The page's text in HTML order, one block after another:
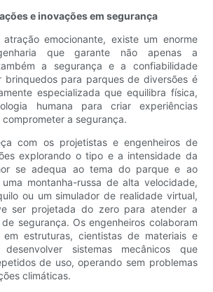
e inovações em segurança
emocionante, existe um enorme
que garante não apenas a
a segurança e a confiabilidade
brinquedos para parques de diversões é
especializada que equilibra física,
humana para criar experiências
a segurança.
com os projetistas e engenheiros de
explorando o tipo e a intensidade da
se adequa ao tema do parque e ao
montanha-russa de alta velocidade,
ou um simulador de realidade virtual,
ser projetada do zero para atender a
segurança. Os engenheiros colaboram
em estruturas, cientistas de materiais e
sistemas mecânicos que
de uso, operando sem problemas
climáticas.